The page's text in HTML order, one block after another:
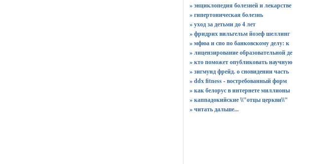
» энциклопедия болезней и лекарстве
» гипертоническая болезнь
» уход за детьми до 4 лет
» фридрих вильгельм йозеф шеллинг
» мфюа и спо по банковскому делу: к
» лицензирование образовательной де
» кто поможет опубликовать научную
» зигмунд фрейд. о сновидении часть
» ddx fitness - востребованный форм
» как белорус в интернете миллионы
» каппадокийские \\"отцы церкви\\"
»читать дальше...